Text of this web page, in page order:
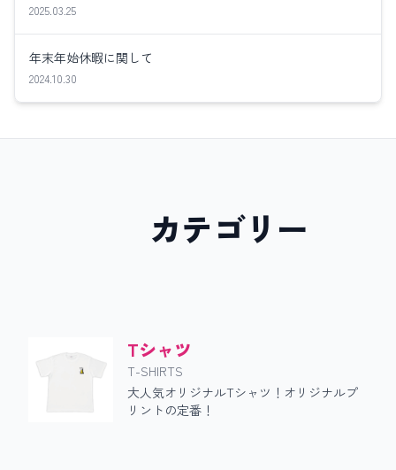
2025.03.25
年末年始休暇に関して
2024.10.30
カテゴリー
Tシャツ
T-SHIRTS
大人気オリジナルTシャツ！オリジナルプ
リントの定番！